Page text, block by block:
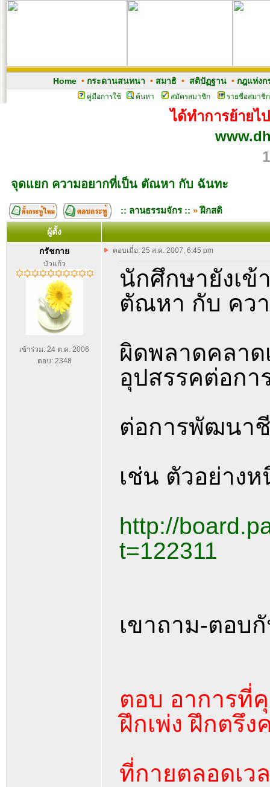
Home• กระดานสนทนา • สมาธิ• สติปัฏฐาน• กฎแห่งก
คู่มือการใช้ ค้นหา สมัครสมาชิก รายชื่อสมาชิก
ได้ทำการย้ายไ
จุดแยก ความอยากที่เป็น ตัณหา กับ ฉันทะ
:: ลานธรรมจักร :: »ฝึกสติ
ผู้ตั้ง
กรัชกาย
บัวแก้ว
เข้าร่วม: 24 ต.ค. 2006
ตอบ: 2348
ตอบเมื่อ: 25 ส.ค. 2007, 6:45 pm
นักศึกษายังเข้
ตัณหา กับ คว
ผิดพลาดคลาด
อุปสรรคต่อก
ต่อการพัฒนา
เช่น ตัวอย่างห
http://
t=122311
เขาถาม-ตอบ
ตอบ อาการที่
ฝึกเพ่ง ฝึกตรึง
ที่กายตลอดเว